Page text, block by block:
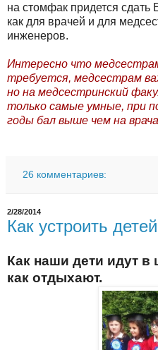
на стомфак придется сдать
как для врачей и для
инженеров.
Интересно что
требуется, медсестрам
но на медсестринский
только самые умные, при
годы бал выше чем на
26 комментариев:
2/28/2014
Как устроить
Как наши дети идут в
как отдыхают.